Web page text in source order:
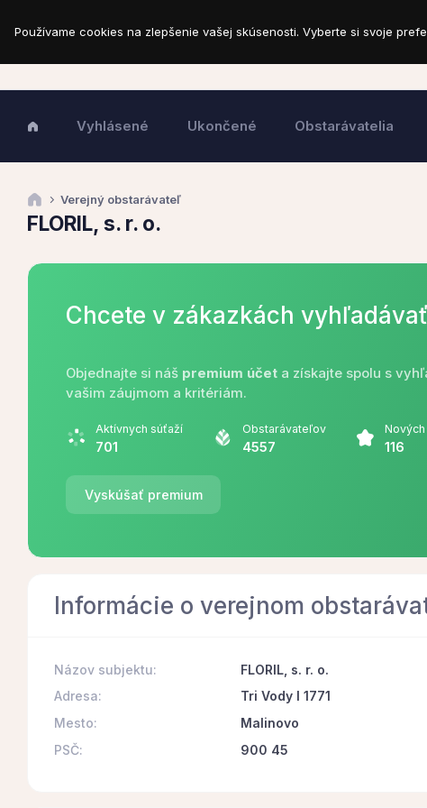
Vyhlásené Ukončené Obstarávatelia
Verejný obstarávateľ
FLORIL, s. r. o.
Chcete v zákazkách
Objednajte si náš premium účet a získajte spolu s
vašim záujmom a kritériám.
Aktívnych súťaží
701
Obstarávateľov
4557 116
Vyskúšať premium
Informácie o verejnom
Názov subjektu:
FLORIL, s. r. o.
Adresa:
Tri Vody I 1771
Mesto:
Malinovo
PSČ:
900 45
Používame cookies na zlepšenie vašej skúsenosti. Vyberte si svoje